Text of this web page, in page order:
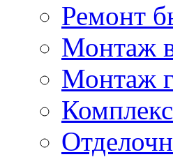
Ремонт
Монтаж
Монтаж